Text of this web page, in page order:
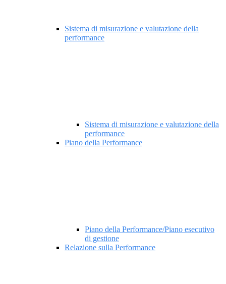
Sistema di misurazione e valutazione della
performance
Sistema di misurazione e valutazione della
performance
Piano della Performance
Piano della Performance/Piano esecutivo
di gestione
Relazione sulla Performance